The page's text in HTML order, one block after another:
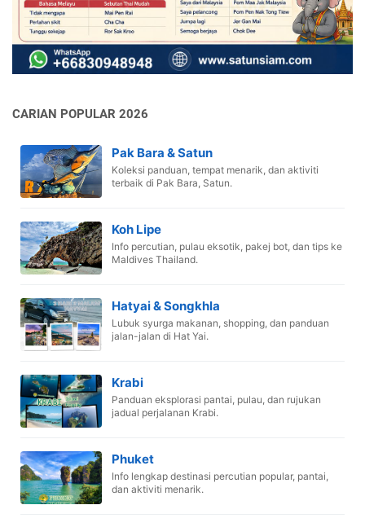
CARIAN POPULAR 2026
Pak Bara & Satun
Koleksi panduan, tempat menarik, dan aktiviti
terbaik di Pak Bara, Satun.
Koh Lipe
Info percutian, pulau eksotik, pakej bot, dan tips ke
Maldives Thailand.
Hatyai & Songkhla
Lubuk syurga makanan, shopping, dan panduan
jalan-jalan di Hat Yai.
Krabi
Panduan eksplorasi pantai, pulau, dan rujukan
jadual perjalanan Krabi.
Phuket
Info lengkap destinasi percutian popular, pantai,
dan aktiviti menarik.